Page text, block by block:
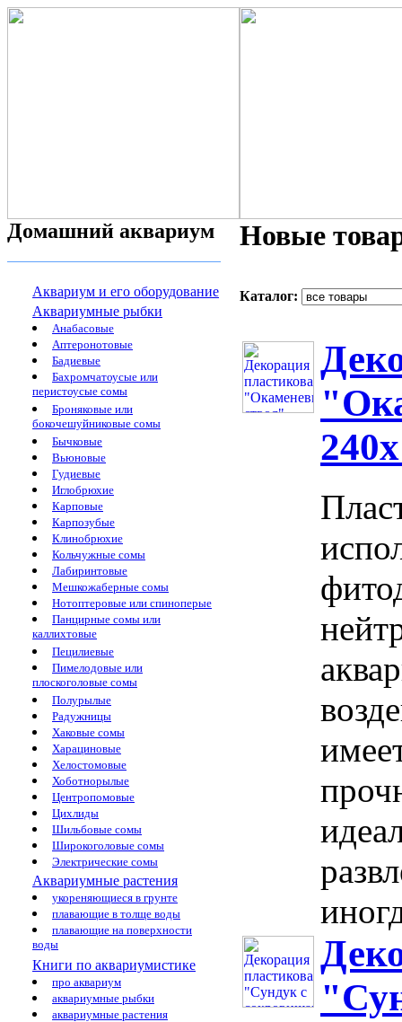
Домашний аквариум
Аквариум и его оборудование
Аквариумные рыбки
Анабасовые
Аптеронотовые
Бадиевые
Бахромчатоусые или
перистоусые сомы
Броняковые или
бокочешуйниковые сомы
Бычковые
Вьюновые
Гудиевые
Иглобрюхие
Карповые
Карпозубые
Клинобрюхие
Кольчужные сомы
Лабиринтовые
Мешкожаберные сомы
Нотоптеровые или спиноперые
Панцирные сомы или
каллихтовые
Пецилиевые
Пимелодовые или
плоскоголовые сомы
Полурылые
Радужницы
Хаковые сомы
Харациновые
Хелостомовые
Хоботнорылые
Центропомовые
Цихлиды
Шильбовые сомы
Широкоголовые сомы
Электрические сомы
Аквариумные растения
укореняющиеся в грунте
плавающие в толще воды
плавающие на поверхности
воды
Книги по аквариумистике
про аквариум
аквариумные рыбки
аквариумные растения
Новые
Каталог: